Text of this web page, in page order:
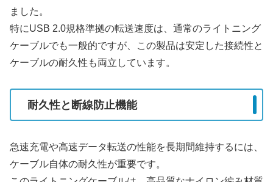
ました。
特にUSB 2.0規格準拠の転送速度は、通常のライトニング
ケーブルでも一般的ですが、この製品は安定した接続性と
ケーブルの耐久性も両立しています。
耐久性と断線防止機能
急速充電や高速データ転送の性能を長期間維持するには、
ケーブル自体の耐久性が重要です。